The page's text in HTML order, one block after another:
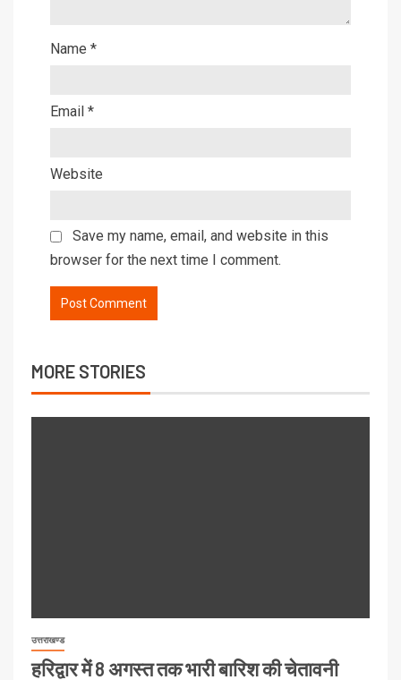
Name *
Email *
Website
Save my name, email, and website in this
browser for the next time I comment.
MORE STORIES
उत्तराखण्ड
हरिद्वार में 8 अगस्त तक भारी बारिश की चेतावनी